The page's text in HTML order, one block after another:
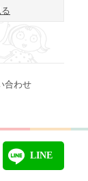
合わせ
LINE